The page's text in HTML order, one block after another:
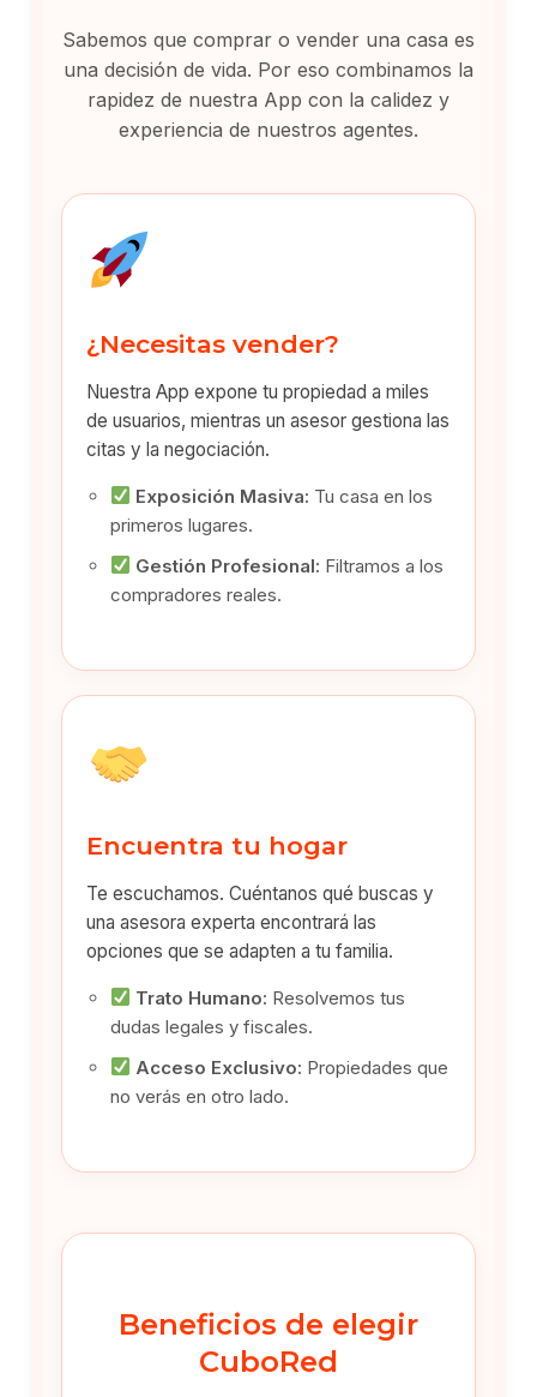
Sabemos que comprar o vender una casa es
una decisión de vida. Por eso combinamos la
rapidez de nuestra App con la calidez y
experiencia de nuestros agentes.
¿Necesitas vender?
Nuestra App expone tu propiedad a miles
de usuarios, mientras un asesor gestiona las
citas y la negociación.
Exposición Masiva: Tu casa en los
primeros lugares.
Gestión Profesional: Filtramos a los
compradores reales.
Encuentra tu hogar
Te escuchamos. Cuéntanos qué buscas y
una asesora experta encontrará las
opciones que se adapten a tu familia.
Trato Humano: Resolvemos tus
dudas legales y fiscales.
Acceso Exclusivo: Propiedades que
no verás en otro lado.
Beneficios de elegir
CuboRed